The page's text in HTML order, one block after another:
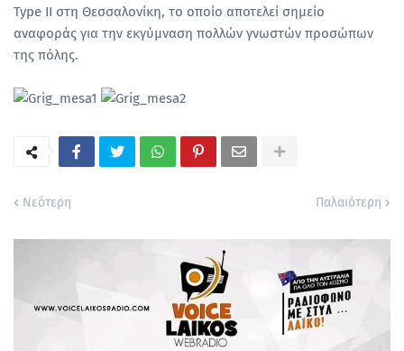
Type II στη Θεσσαλονίκη, το οποίο αποτελεί σημείο
αναφοράς για την εκγύμναση πολλών γνωστών προσώπων
της πόλης.
Νεότερη Παλαιότερη